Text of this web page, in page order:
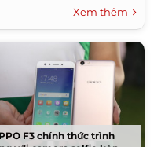
Xem thêm
F3 chính thức trình